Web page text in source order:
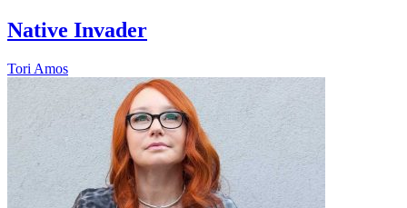
Native Invader
Tori Amos